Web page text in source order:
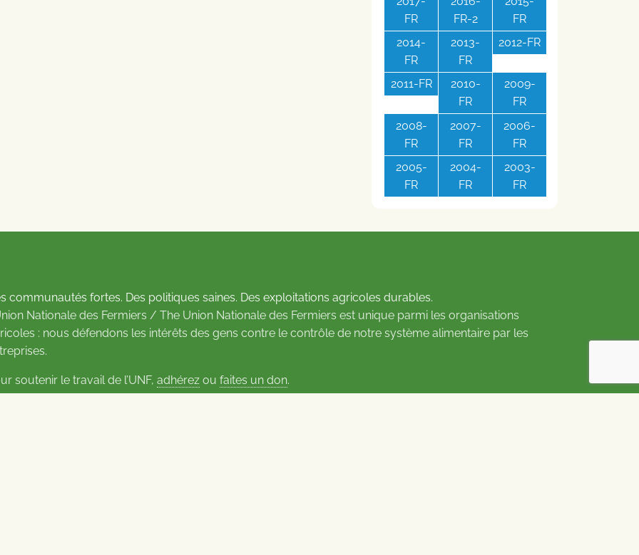
FR
FR-2
FR
2014-
FR
2013-
FR
2012-FR
2011-FR
2010-
FR
2009-
FR
2008-
FR
2007-
FR
2006-
FR
2005-
FR
2004-
FR
2003-
FR
communautés fortes. Des politiques saines. Des exploitations agricoles durables.
Nationale des Fermiers / The Union Nationale des Fermiers est unique parmi les organisations
: nous défendons les intérêts des gens contre le contrôle de notre système alimentaire par les
soutenir le travail de l’UNF, adhérez ou faites un don.